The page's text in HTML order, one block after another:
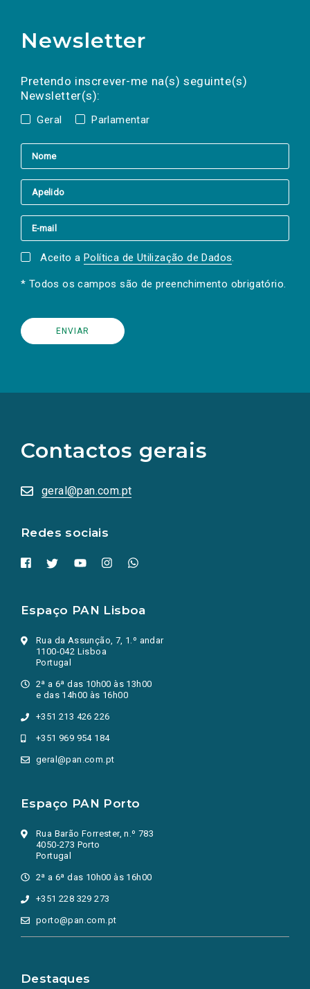
Newsletter
Pretendo inscrever-me na(s) seguinte(s)
Newsletter(s):
Geral Parlamentar
a(s) newsletter(s).
mail
Aceito a Política de Utilização de Dados.
* Todos os campos são de preenchimento obrigatório.
Contactos gerais
geral@pan.com.pt
Redes sociais
redes
sociais
numa
nova
Espaço PAN Lisboa
Rua da Assunção, 7, 1.º andar
1100-042 Lisboa
Portugal
2ª a 6ª das 10h00 às 13h00
e das 14h00 às 16h00
+351 213 426 226
+351 969 954 184
geral@pan.com.pt
Espaço PAN Porto
Rua Barão Forrester, n.º 783
4050-273 Porto
Portugal
2ª a 6ª das 10h00 às 16h00
+351 228 329 273
porto@pan.com.pt
Destaques